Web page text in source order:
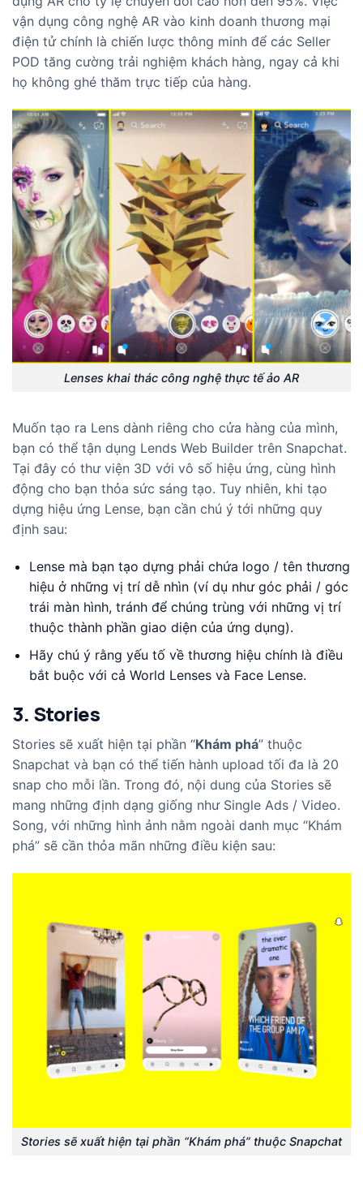
vận dụng công nghệ AR vào kinh doanh thương mại
điện tử chính là chiến lược thông minh để các Seller
POD tăng cường trải nghiệm khách hàng, ngay cả khi
họ không ghé thăm trực tiếp của hàng.
Lenses khai thác công nghệ thực tế ảo AR
Muốn tạo ra Lens dành riêng cho cửa hàng của mình,
bạn có thể tận dụng Lends Web Builder trên Snapchat.
Tại đây có thư viện 3D với vô số hiệu ứng, cùng hình
động cho bạn thỏa sức sáng tạo. Tuy nhiên, khi tạo
dựng hiệu ứng Lense, bạn cần chú ý tới những quy
định sau:
Lense mà bạn tạo dựng phải chứa logo / tên thương
hiệu ở những vị trí dễ nhìn (ví dụ như góc phải / góc
trái màn hình, tránh để chúng trùng với những vị trí
thuộc thành phần giao diện của ứng dụng).
Hãy chú ý rằng yếu tố về thương hiệu chính là điều
bắt buộc với cả World Lenses và Face Lense.
3. Stories
Stories sẽ xuất hiện tại phần “Khám phá” thuộc
Snapchat và bạn có thể tiến hành upload tối đa là 20
snap cho mỗi lần. Trong đó, nội dung của Stories sẽ
mang những định dạng giống như Single Ads / Video.
Song, với những hình ảnh nằm ngoài danh mục “Khám
phá” sẽ cần thỏa mãn những điều kiện sau:
Stories sẽ xuất hiện tại phần “Khám phá” thuộc Snapchat